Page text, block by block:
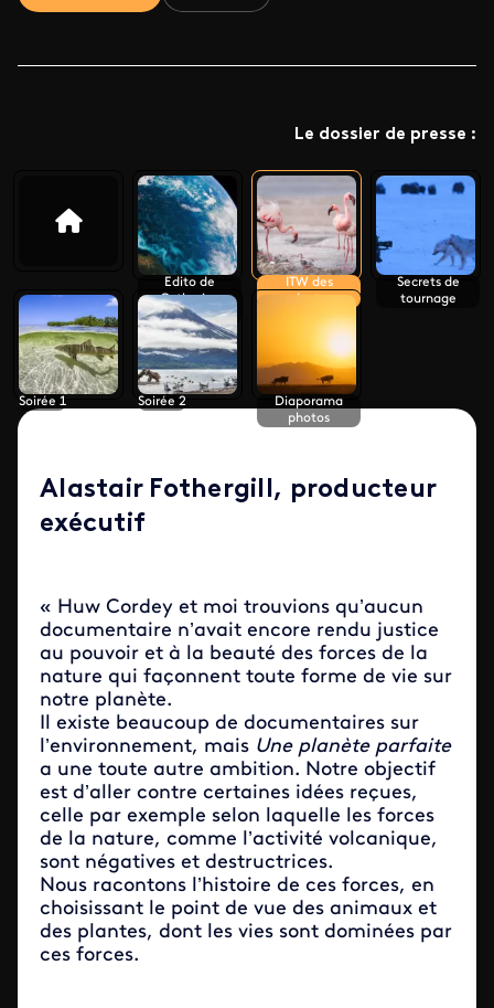
Le dossier de presse :
Edito de
Catherine
Alvaresse
ITW des
producteurs
Secrets de
tournage
Soirée 1 Soirée 2
Diaporama
photos
Alastair Fothergill, producteur
exécutif
« Huw Cordey et moi trouvions qu’aucun
documentaire n’avait encore rendu justice
au pouvoir et à la beauté des forces de la
nature qui façonnent toute forme de vie sur
notre planète.
Il existe beaucoup de documentaires sur
l’environnement, mais Une planète parfaite
a une toute autre ambition. Notre objectif
est d’aller contre certaines idées reçues,
celle par exemple selon laquelle les forces
de la nature, comme l’activité volcanique,
sont négatives et destructrices.
Nous racontons l’histoire de ces forces, en
choisissant le point de vue des animaux et
des plantes, dont les vies sont dominées par
ces forces.